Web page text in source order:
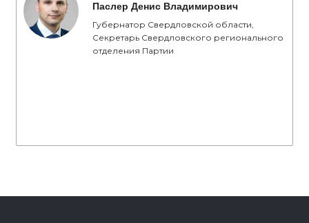
Паслер Денис Владимирович
Губернатор Свердловской области,
Секретарь Свердловского регионального
отделения Партии